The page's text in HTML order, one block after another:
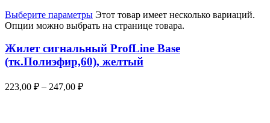
Выберите параметры Этот товар имеет несколько вариаций.
Опции можно выбрать на странице товара.
Жилет сигнальный ProfLine Base
(тк.Полиэфир,60), желтый
223,00 ₽ – 247,00 ₽